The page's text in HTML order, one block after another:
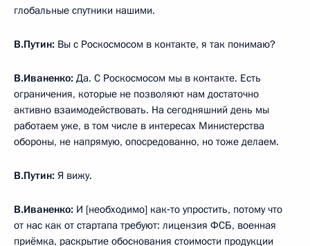
глобальные спутники нашими.
В.Путин: Вы с Роскосмосом в контакте, я так понимаю?
В.Иваненко: Да. С Роскосмосом мы в контакте. Есть
ограничения, которые не позволяют нам достаточно
активно взаимодействовать. На сегодняшний день мы
работаем уже, в том числе в интересах Министерства
обороны, не напрямую, опосредованно, но тоже делаем.
В.Путин: Я вижу.
В.Иваненко: И [необходимо] как‑то упростить, потому что
от нас как от стартапа требуют: лицензия ФСБ, военная
приёмка, раскрытие обоснования стоимости продукции